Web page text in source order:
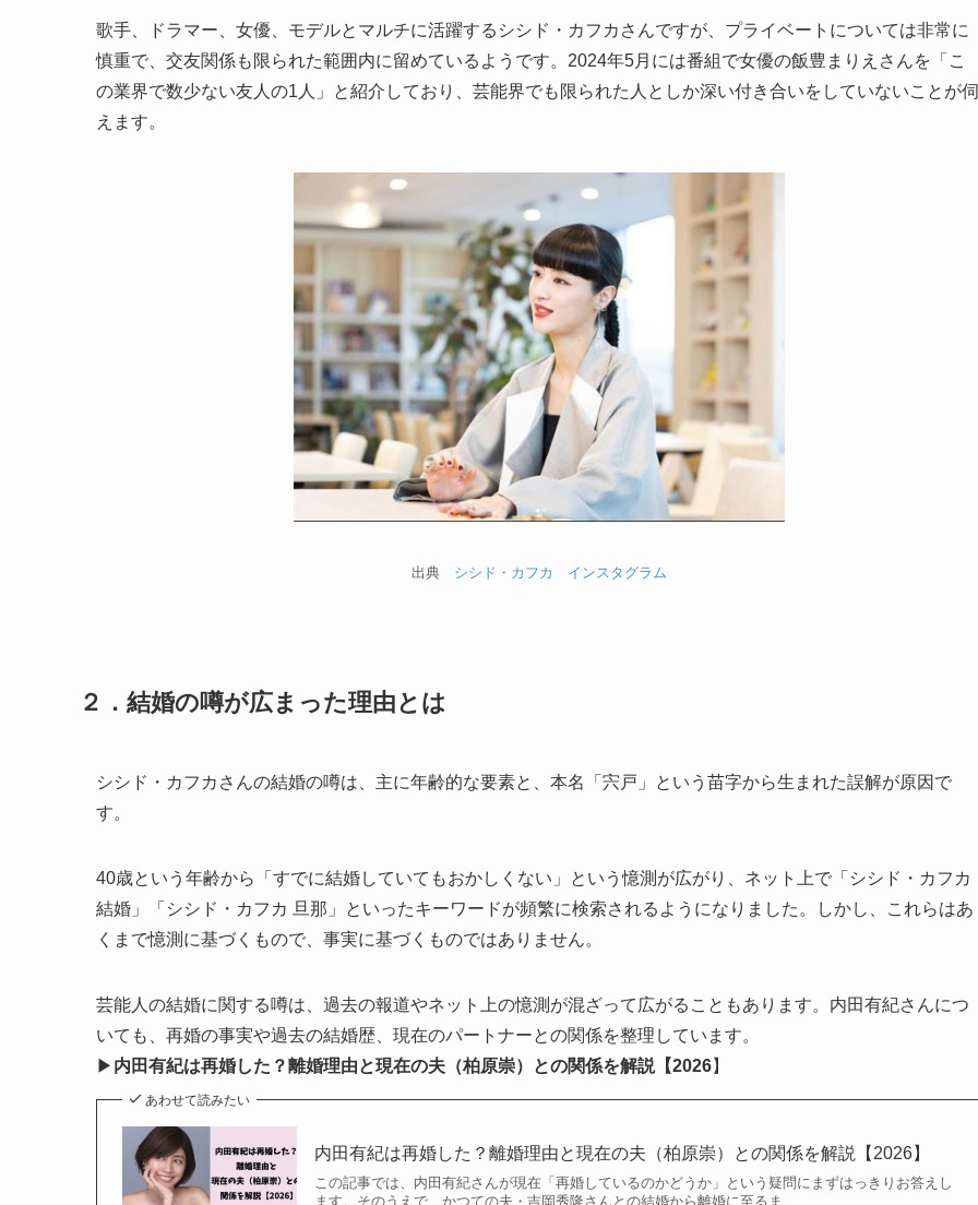
歌手、ドラマー、女優、モデルとマルチに活躍するシシド・カフカさんですが、プライベートについては非常に
慎重で、交友関係も限られた範囲内に留めているようです。2024年5月には番組で女優の飯豊まりえさんを「こ
の業界で数少ない友人の1人」と紹介しており、芸能界でも限られた人としか深い付き合いをしていないことが伺
えます。
出典 シシド・カフカ インスタグラム
２．結婚の噂が広まった理由とは
シシド・カフカさんの結婚の噂は、主に年齢的な要素と、本名「宍戸」という苗字から生まれた誤解が原因で
す。
40歳という年齢から「すでに結婚していてもおかしくない」という憶測が広がり、ネット上で「シシド・カフカ
結婚」「シシド・カフカ 旦那」といったキーワードが頻繁に検索されるようになりました。しかし、これらはあ
くまで憶測に基づくもので、事実に基づくものではありません。
芸能人の結婚に関する噂は、過去の報道やネット上の憶測が混ざって広がることもあります。内田有紀さんにつ
いても、再婚の事実や過去の結婚歴、現在のパートナーとの関係を整理しています。
▶ 内田有紀は再婚した？離婚理由と現在の夫（柏原崇）との関係を解説【2026】
あわせて読みたい
内田有紀は再婚した？離婚理由と現在の夫（柏原崇）との関係を解説【2026】
この記事では、内田有紀さんが現在「再婚しているのかどうか」という疑問にまずはっきりお答えし
ます。そのうえで、かつての夫・吉岡秀隆さんとの結婚から離婚に至るま...